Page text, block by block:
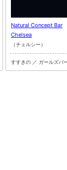
⁡Natural Concept Bar
Chelsea
（チェルシー）
すすきの ／ ガールズバ